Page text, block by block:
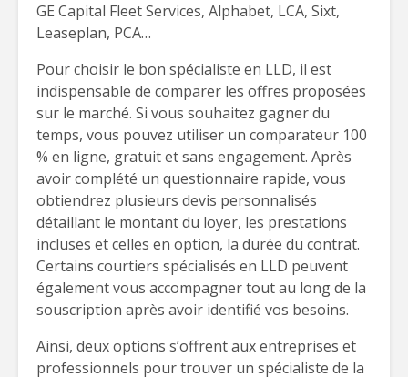
GE Capital Fleet Services, Alphabet, LCA, Sixt,
Leaseplan, PCA…
Pour choisir le bon spécialiste en LLD, il est
indispensable de comparer les offres proposées
sur le marché. Si vous souhaitez gagner du
temps, vous pouvez utiliser un comparateur 100
% en ligne, gratuit et sans engagement. Après
avoir complété un questionnaire rapide, vous
obtiendrez plusieurs devis personnalisés
détaillant le montant du loyer, les prestations
incluses et celles en option, la durée du contrat.
Certains courtiers spécialisés en LLD peuvent
également vous accompagner tout au long de la
souscription après avoir identifié vos besoins.
Ainsi, deux options s’offrent aux entreprises et
professionnels pour trouver un spécialiste de la